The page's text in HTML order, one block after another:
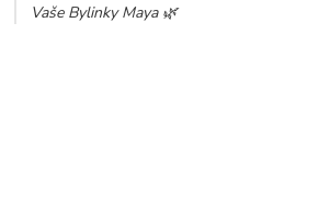
Vaše Bylinky Maya 🌿